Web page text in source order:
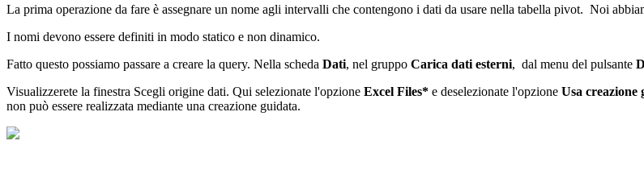
La prima operazione da fare è assegnare un nome agli intervalli che contengono i dati da usare nella tabella pivot. Noi
I nomi devono essere definiti in modo statico e non dinamico.
Fatto questo possiamo passare a creare la query. Nella scheda Dati, nel gruppo Carica dati esterni, dal menu del pulsante
Visualizzerete la finestra Scegli origine dati. Qui selezionate l'opzione Excel Files* e deselezionate l'opzione Usa
non può essere realizzata mediante una creazione guidata.